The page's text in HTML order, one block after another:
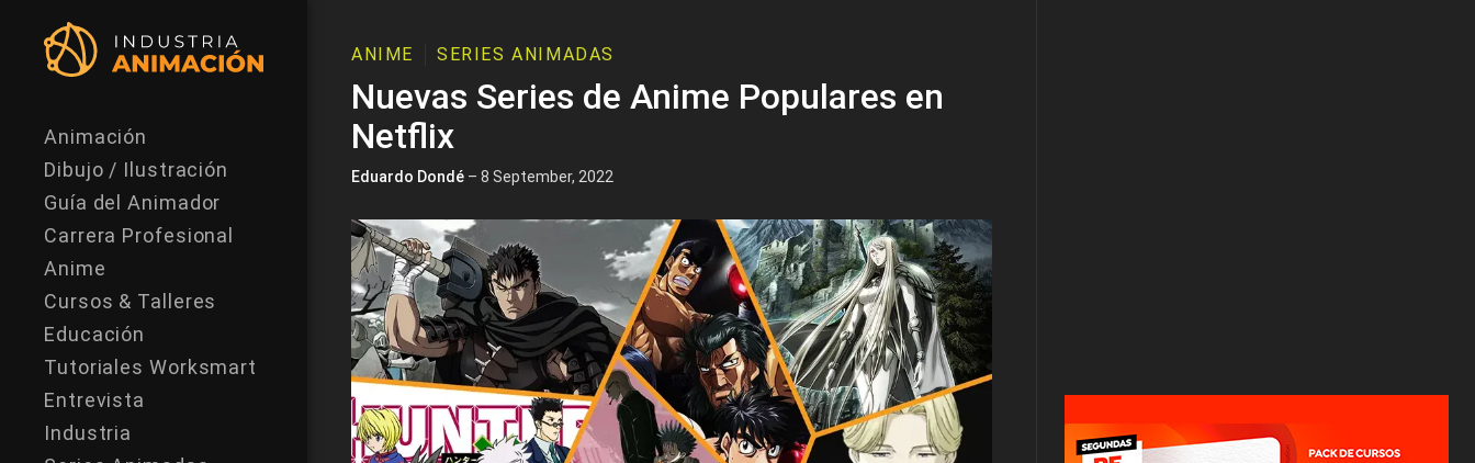
Animación
Dibujo / Ilustración
Guía del Animador
Carrera Profesional
Anime
Cursos & Talleres
Educación
Tutoriales Worksmart
Entrevista
Industria
ANIME SERIES ANIMADAS
Nuevas Series de Anime Populares en
Netflix
Eduardo Dondé – 8 September, 2022